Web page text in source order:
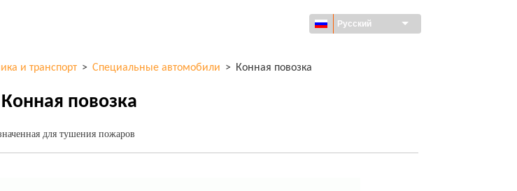
Русский
и транспорт > Специальные автомобили > Конная повозка
повозка
для тушения пожаров